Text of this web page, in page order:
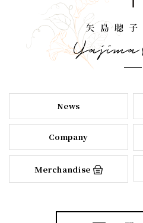
News
Company
Merchandise